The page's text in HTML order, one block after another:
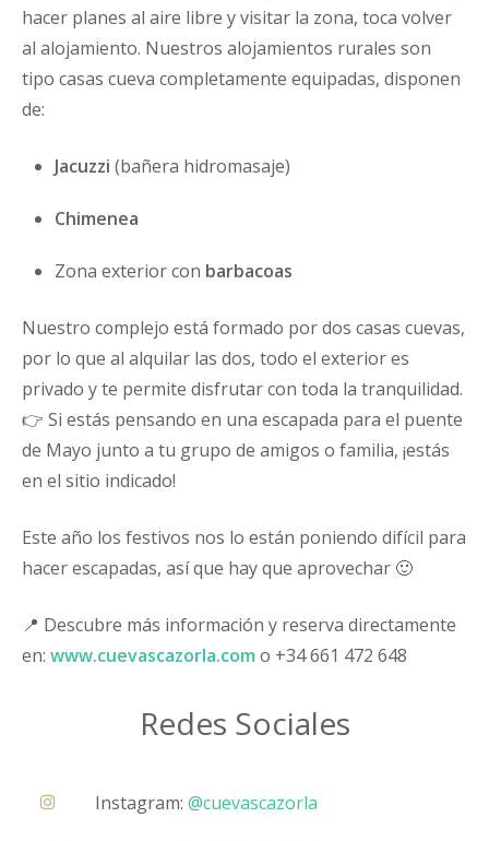
hacer planes al aire libre y visitar la zona, toca volver
al alojamiento. Nuestros alojamientos rurales son
tipo casas cueva completamente equipadas, disponen
de:
Jacuzzi (bañera hidromasaje)
Chimenea
Zona exterior con barbacoas
Nuestro complejo está formado por dos casas cuevas,
por lo que al alquilar las dos, todo el exterior es
privado y te permite disfrutar con toda la tranquilidad.
👉 Si estás pensando en una escapada para el puente
de Mayo junto a tu grupo de amigos o familia, ¡estás
en el sitio indicado!
Este año los festivos nos lo están poniendo difícil para
hacer escapadas, así que hay que aprovechar 🙂
📍 Descubre más información y reserva directamente
en: www.cuevascazorla.com o +34 661 472 648
Redes Sociales
Instagram: @cuevascazorla